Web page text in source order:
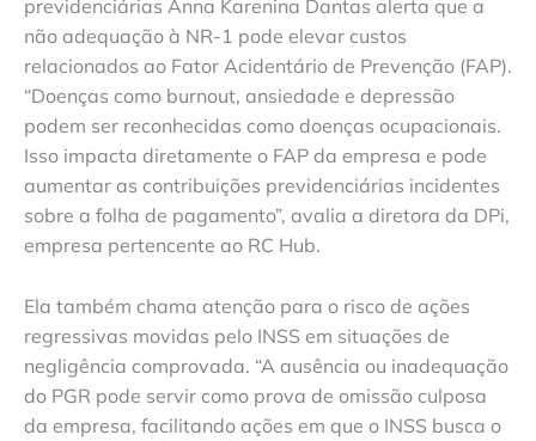
previdenciárias Anna Karenina Dantas alerta que a
não adequação à NR-1 pode elevar custos
relacionados ao Fator Acidentário de Prevenção (FAP).
“Doenças como burnout, ansiedade e depressão
podem ser reconhecidas como doenças ocupacionais.
Isso impacta diretamente o FAP da empresa e pode
aumentar as contribuições previdenciárias incidentes
sobre a folha de pagamento”, avalia a diretora da DPi,
empresa pertencente ao RC Hub.
Ela também chama atenção para o risco de ações
regressivas movidas pelo INSS em situações de
negligência comprovada. “A ausência ou inadequação
do PGR pode servir como prova de omissão culposa
da empresa, facilitando ações em que o INSS busca o